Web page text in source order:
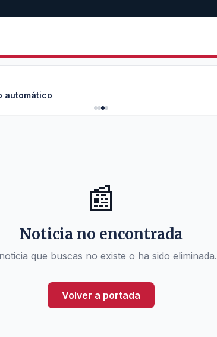
automático
📰
Noticia no encontrada
que buscas no existe o ha sido eliminada.
Volver a portada